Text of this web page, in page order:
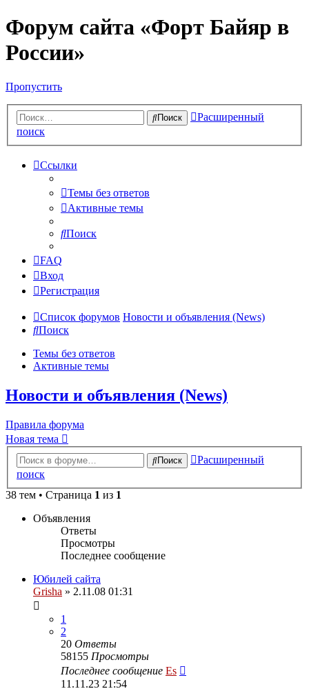
Форум сайта «Форт Байяр в
России»
Пропустить
Поиск
Расширенный
поиск
Ссылки
Темы без ответов
Активные темы
Поиск
FAQ
Вход
Регистрация
Список форумов Новости и объявления (News)
Поиск
Темы без ответов
Активные темы
Новости и объявления (News)
Правила форума
Новая тема
Поиск
Расширенный
поиск
38 тем • Страница 1 из 1
Объявления
Ответы
Просмотры
Последнее сообщение
Юбилей сайта
Grisha » 2.11.08 01:31
1
2
20 Ответы
58155 Просмотры
Последнее сообщение Es
11.11.23 21:54